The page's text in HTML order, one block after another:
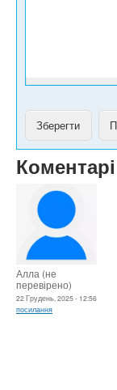
Коментарі
Алла (не
перевірено)
22 Грудень, 2025 - 12:56
посилання